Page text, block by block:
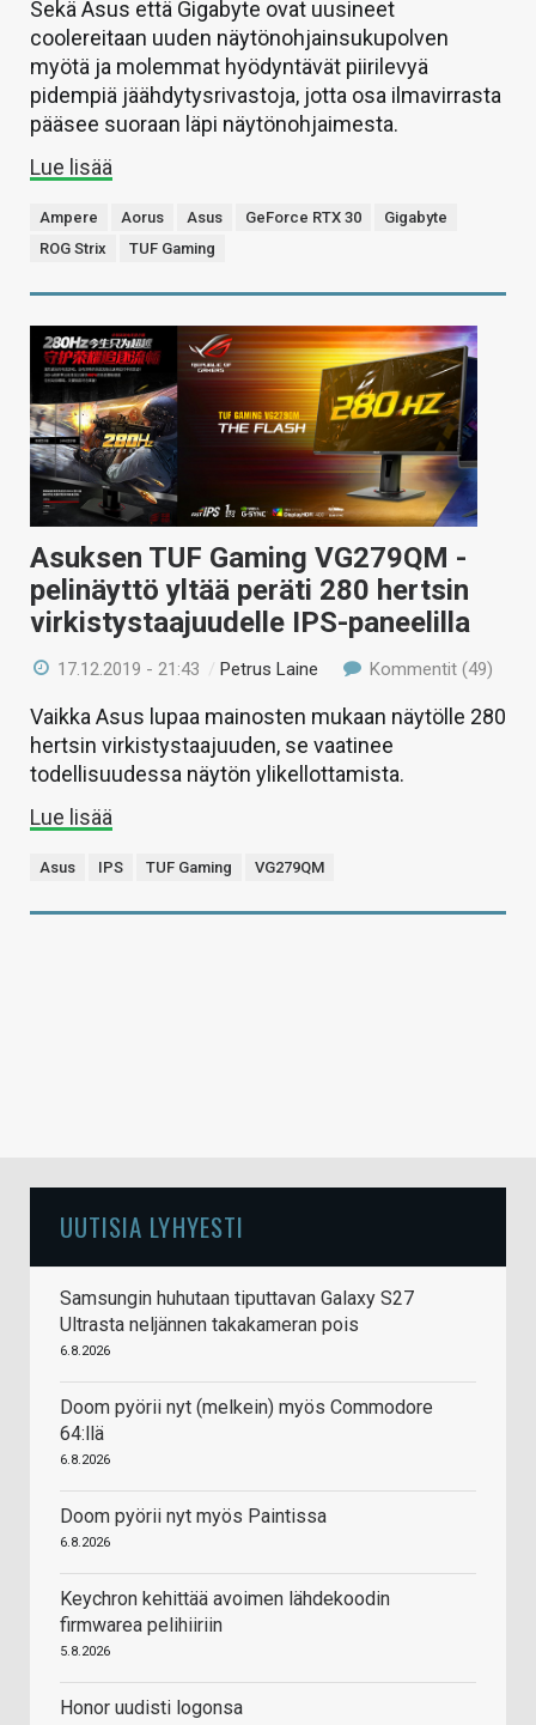
Sekä Asus että Gigabyte ovat uusineet
coolereitaan uuden näytönohjainsukupolven
myötä ja molemmat hyödyntävät piirilevyä
pidempiä jäähdytysrivastoja, jotta osa ilmavirrasta
pääsee suoraan läpi näytönohjaimesta.
Lue lisää
Ampere Aorus Asus GeForce RTX 30
Gigabyte
ROG Strix
TUF Gaming
Asuksen TUF Gaming VG279QM -
pelinäyttö yltää peräti 280 hertsin
virkistystaajuudelle IPS-paneelilla
17.12.2019 - 21:43 /Petrus Laine Kommentit (49)
Vaikka Asus lupaa mainosten mukaan näytölle 280
hertsin virkistystaajuuden, se vaatinee
todellisuudessa näytön ylikellottamista.
Lue lisää
Asus IPS TUF Gaming VG279QM
UUTISIA LYHYESTI
Samsungin huhutaan tiputtavan Galaxy S27
Ultrasta neljännen takakameran pois
6.8.2026
Doom pyörii nyt (melkein) myös Commodore
64:llä
6.8.2026
Doom pyörii nyt myös Paintissa
6.8.2026
Keychron kehittää avoimen lähdekoodin
firmwarea pelihiiriin
5.8.2026
Honor uudisti logonsa